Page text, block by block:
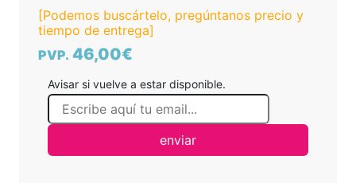
[Podemos buscártelo, pregúntanos precio y
tiempo de entrega]
PVP. 46,00€
Avisar si vuelve a estar disponible.
enviar